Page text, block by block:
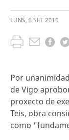
LUNS, 6 SET2010
Por
de Vigo
proxecto de
Teis, obra
como